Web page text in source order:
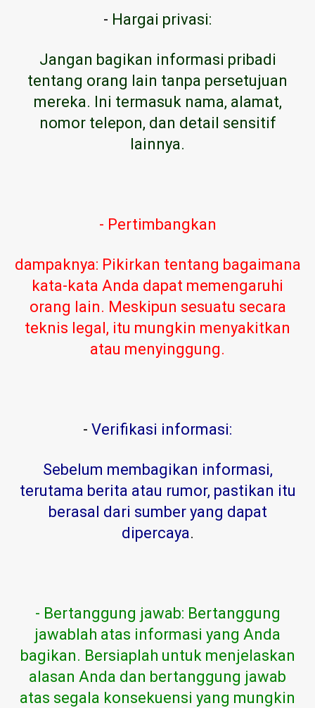
- Hargai privasi:
Jangan bagikan informasi pribadi
tentang orang lain tanpa persetujuan
mereka. Ini termasuk nama, alamat,
nomor telepon, dan detail sensitif
lainnya.
- Pertimbangkan
dampaknya: Pikirkan tentang bagaimana
kata-kata Anda dapat memengaruhi
orang lain. Meskipun sesuatu secara
teknis legal, itu mungkin menyakitkan
atau menyinggung.
- Verifikasi informasi:
Sebelum membagikan informasi,
terutama berita atau rumor, pastikan itu
berasal dari sumber yang dapat
dipercaya.
- Bertanggung jawab: Bertanggung
jawablah atas informasi yang Anda
bagikan. Bersiaplah untuk menjelaskan
alasan Anda dan bertanggung jawab
atas segala konsekuensi yang mungkin